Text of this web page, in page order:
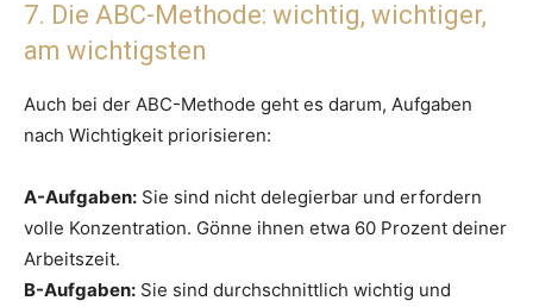
7. Die ABC-Methode: wichtig, wichtiger,
am wichtigsten
Auch bei der ABC-Methode geht es darum, Aufgaben
nach Wichtigkeit priorisieren:
A-Aufgaben: Sie sind nicht delegierbar und erfordern
volle Konzentration. Gönne ihnen etwa 60 Prozent deiner
Arbeitszeit.
B-Aufgaben: Sie sind durchschnittlich wichtig und